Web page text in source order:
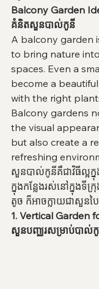
Balcony Garden
គំនិតសួនបាល់កូនី
A balcony garden
to bring nature
spaces. Even a
become a
with the right
Balcony gardens
the visual
but also create a
refreshing
សួនបាល់កូនីគឺជាវិធីល្អក្នុ
ក្នុងកន្លែងរស់នៅក្នុងទី
តូច ក៏អាចក្លាយជាសួន
1. Vertical Garden
សួនបញ្ឈរសម្រាប់បាល់